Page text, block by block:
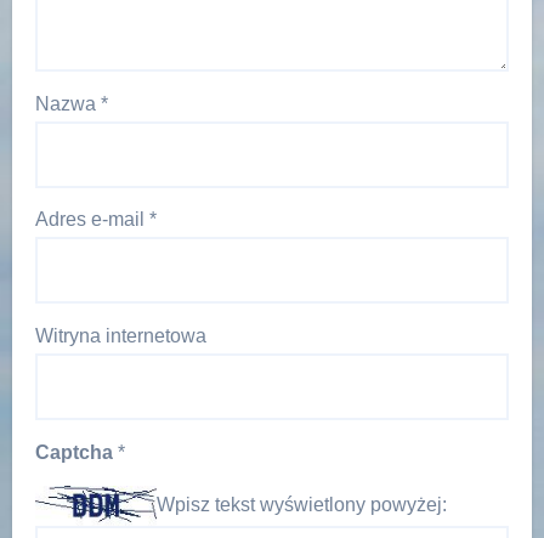
Nazwa *
Adres e-mail *
Witryna internetowa
Captcha *
Wpisz tekst wyświetlony powyżej: